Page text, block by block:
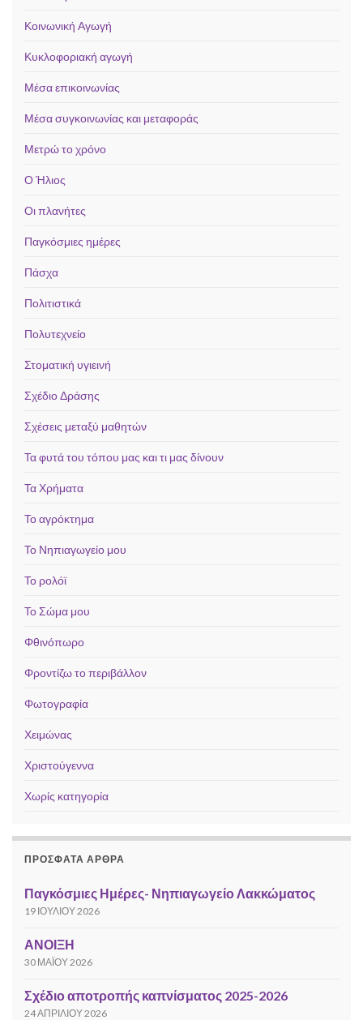
Κοινωνική Αγωγή
Κυκλοφοριακή αγωγή
Μέσα επικοινωνίας
Μέσα συγκοινωνίας και μεταφοράς
Μετρώ το χρόνο
Ο Ήλιος
Οι πλανήτες
Παγκόσμιες ημέρες
Πάσχα
Πολιτιστικά
Πολυτεχνείο
Στοματική υγιεινή
Σχέδιο Δράσης
Σχέσεις μεταξύ μαθητών
Τα φυτά του τόπου μας και τι μας δίνουν
Τα Χρήματα
Το αγρόκτημα
Το Νηπιαγωγείο μου
Το ρολόϊ
Το Σώμα μου
Φθινόπωρο
Φροντίζω το περιβάλλον
Φωτογραφία
Χειμώνας
Χριστούγεννα
Χωρίς κατηγορία
ΠΡΌΣΦΑΤΑ ΆΡΘΡΑ
Παγκόσμιες Ημέρες- Νηπιαγωγείο Λακκώματος
19 ΙΟΥΛΊΟΥ 2026
ΑΝΟΙΞΗ
30 ΜΑΪ́ΟΥ 2026
Σχέδιο αποτροπής καπνίσματος 2025-2026
24 ΑΠΡΙΛΊΟΥ 2026